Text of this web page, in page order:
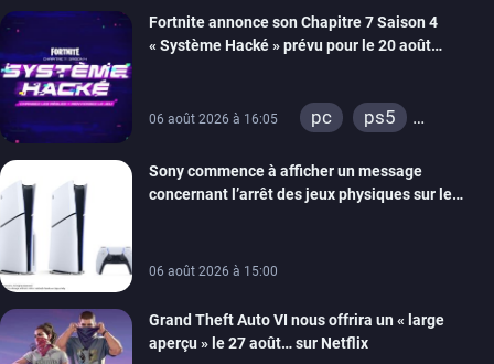
switch 2
Fortnite annonce son Chapitre 7 Saison 4
« Système Hacké » prévu pour le 20 août
06 août 2026 à 16:05 pc
ps5
switch
ios
android
ps4
Sony commence à afficher un message
concernant l’arrêt des jeux physiques sur le
06 août 2026 à 15:00
Grand Theft Auto VI nous offrira un « large
aperçu » le 27 août… sur Netflix